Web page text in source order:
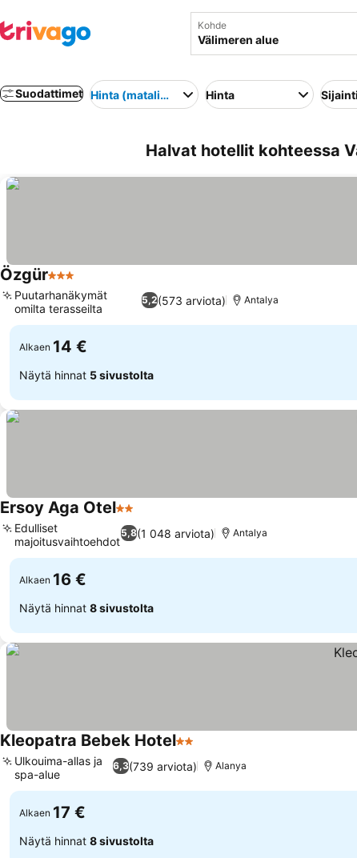
Kohde
Suodattimet Hinta (matalimmasta korkeimpaan)
Hinta Sijainti
Halvat hotellit kohteessa
Özgür3 Tähtiluokitus
5,2(573 arviota)
Puutarhanäkymät
omilta terasseilta
Antalya
Alkaen 14 €
Näytä hinnat 5 sivustolta
Ersoy Aga Otel2 Tähtiluokitus
5,8(1 048 arviota)
Edulliset
majoitusvaihtoehdot
Antalya
Alkaen 16 €
Näytä hinnat 8 sivustolta
Kleopatra Bebek Hotel2 Tähtiluokitus
6,3(739 arviota)
Ulkouima-allas ja
spa-alue
Alanya
Alkaen 17 €
Näytä hinnat 8 sivustolta